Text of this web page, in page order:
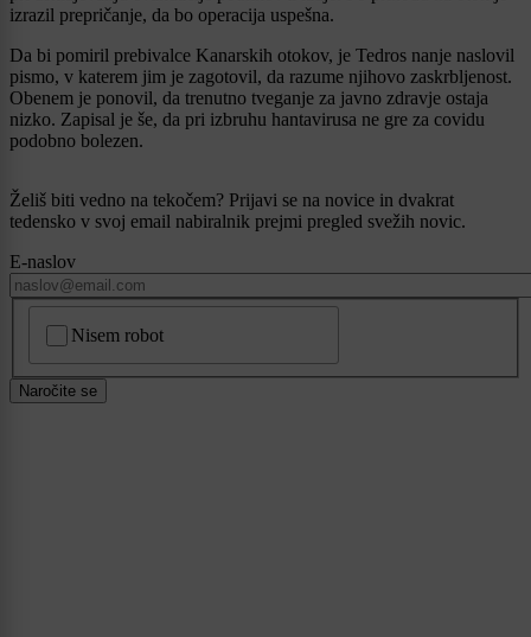
izrazil prepričanje, da bo operacija uspešna.
Da bi pomiril prebivalce Kanarskih otokov, je Tedros nanje naslovil
pismo, v katerem jim je zagotovil, da razume njihovo zaskrbljenost.
Obenem je ponovil, da trenutno tveganje za javno zdravje ostaja
nizko. Zapisal je še, da pri izbruhu hantavirusa ne gre za covidu
podobno bolezen.
Želiš biti vedno na tekočem? Prijavi se na novice in dvakrat
tedensko v svoj email nabiralnik prejmi pregled svežih novic.
E-naslov
Nisem robot
Naročite se